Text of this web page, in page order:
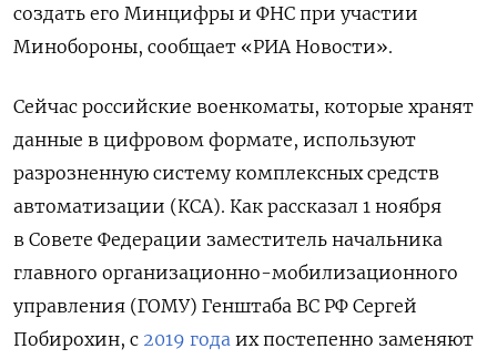
создать его Минцифры и ФНС при участии
Минобороны, сообщает «РИА Новости».
Сейчас российские военкоматы, которые хранят
данные в цифровом формате, используют
разрозненную систему комплексных средств
автоматизации (КСА). Как рассказал 1 ноября
в Совете Федерации заместитель начальника
главного организационно-мобилизационного
управления (ГОМУ) Генштаба ВС РФ Сергей
Побирохин, с 2019 года их постепенно заменяют